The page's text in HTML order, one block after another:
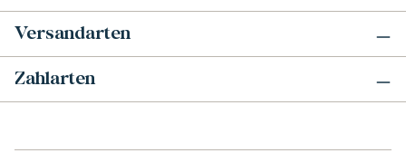
Versandarten
Zahlarten